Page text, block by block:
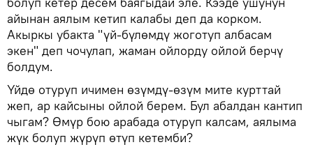
айынан аялым кетип калабы деп да корком.
Акыркы убакта "үй-бүлөмдү жоготуп албасам
экен" деп чочулап, жаман ойлорду ойлой берчү
болдум.
Үйдө отуруп ичимен өзүмдү-өзүм мите курттай
жеп, ар кайсыны ойлой берем. Бул абалдан кантип
чыгам? Өмүр бою арабада отуруп калсам, аялыма
жүк болуп жүрүп өтүп кетемби?